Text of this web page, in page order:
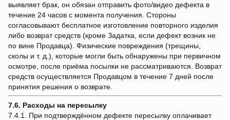
выявляет брак, он обязан отправить фото/видео дефекта в
течение 24 часов с момента получения. Стороны
согласовывают бесплатное изготовление повторного изделия
либо возврат средств (кроме Задатка, если дефект возник не
по вине Продавца). Физические повреждения (трещины,
сколы и т. д.), которые могли быть обнаружены при первичном
осмотре, после приёма посылки не рассматриваются. Возврат
средств осуществляется Продавцом в течение 7 дней после
принятия решения о возврате.
7.6. Расходы на пересылку
7.4.1. При подтверждённом дефекте пересылку оплачивает